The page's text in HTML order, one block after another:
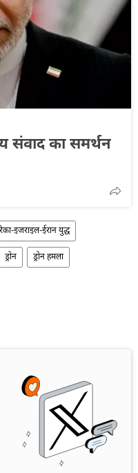
संवाद का समर्थन
इजराइल-ईरान युद्ध
ड्रोन ड्रोन हमला